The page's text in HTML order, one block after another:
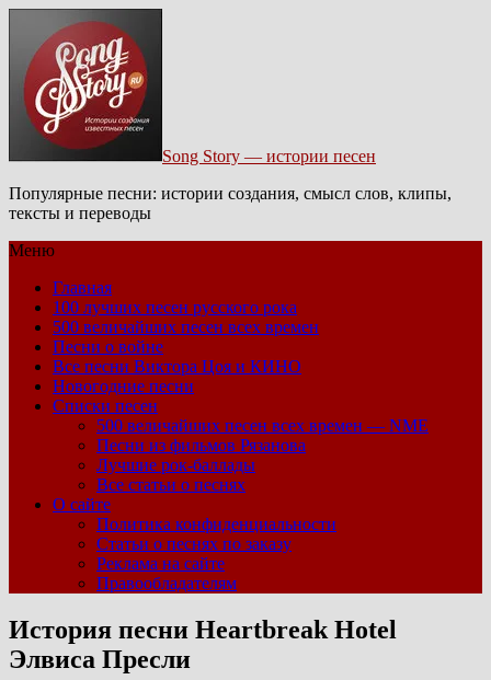
Song Story — истории песен
Популярные песни: истории создания, смысл слов, клипы,
тексты и переводы
Меню
Главная
100 лучших песен русского рока
500 величайших песен всех времен
Песни о войне
Все песни Виктора Цоя и КИНО
Новогодние песни
Списки песен
500 величайших песен всех времен — NME
Песни из фильмов Рязанова
Лучшие рок-баллады
Все статьи о песнях
О сайте
Политика конфиденциальности
Статьи о песнях по заказу
Реклама на сайте
Правообладателям
История песни Heartbreak Hotel
Элвиса Пресли